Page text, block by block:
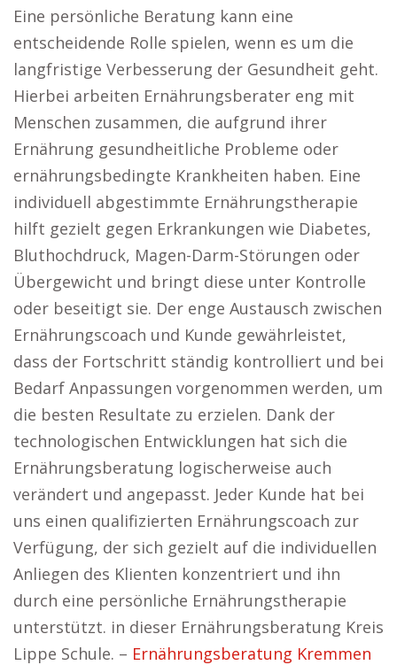
Eine persönliche Beratung kann eine
entscheidende Rolle spielen, wenn es um die
langfristige Verbesserung der Gesundheit geht.
Hierbei arbeiten Ernährungsberater eng mit
Menschen zusammen, die aufgrund ihrer
Ernährung gesundheitliche Probleme oder
ernährungsbedingte Krankheiten haben. Eine
individuell abgestimmte Ernährungstherapie
hilft gezielt gegen Erkrankungen wie Diabetes,
Bluthochdruck, Magen-Darm-Störungen oder
Übergewicht und bringt diese unter Kontrolle
oder beseitigt sie. Der enge Austausch zwischen
Ernährungscoach und Kunde gewährleistet,
dass der Fortschritt ständig kontrolliert und bei
Bedarf Anpassungen vorgenommen werden, um
die besten Resultate zu erzielen. Dank der
technologischen Entwicklungen hat sich die
Ernährungsberatung logischerweise auch
verändert und angepasst. Jeder Kunde hat bei
uns einen qualifizierten Ernährungscoach zur
Verfügung, der sich gezielt auf die individuellen
Anliegen des Klienten konzentriert und ihn
durch eine persönliche Ernährungstherapie
unterstützt. in dieser Ernährungsberatung Kreis
Lippe Schule. – Ernährungsberatung Kremmen